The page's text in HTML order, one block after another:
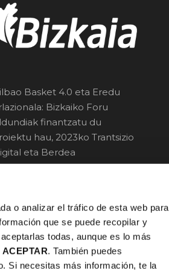
o analizar el tráfico de esta web para
que se puede recopilar y
todas, aunque es lo más
ACEPTAR. También puedes
Si necesitas más información, te la
Basket 4.0 eta Eredu
Bizkaiko Foru
finantzatu du
hau, 2023ko Trantsizio
eta Berdea
barruan.